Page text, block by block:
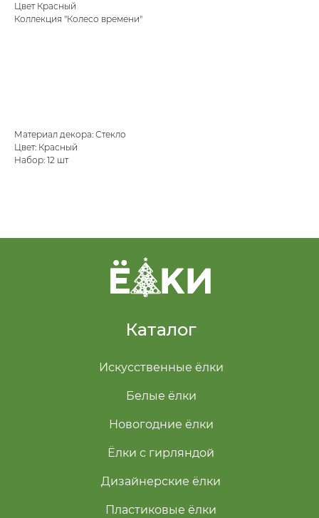
Цвет Красный
Коллекция "Колесо времени"
Материал декора: Стекло
Цвет: Красный
Набор: 12 шт
Каталог
Искусственные ёлки
Белые ёлки
Новогодние ёлки
Ёлки с гирляндой
Дизайнерские ёлки
Пластиковые ёлки